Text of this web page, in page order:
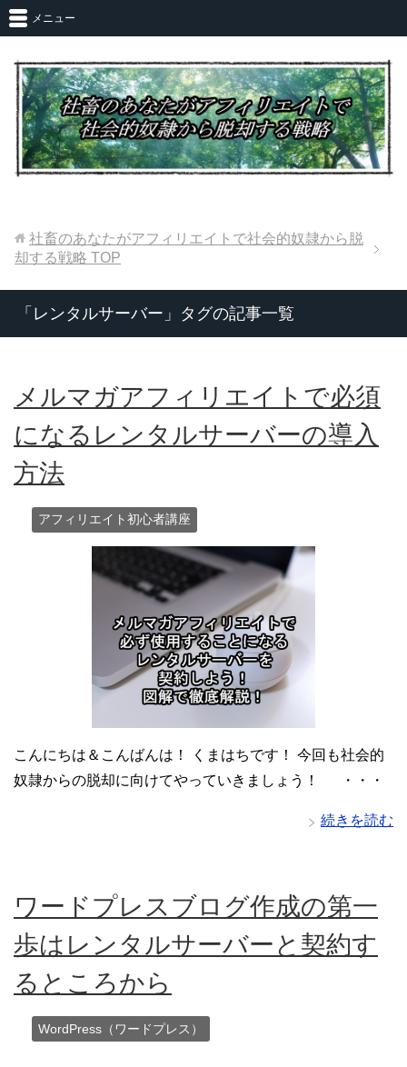
メニュー
社畜のあなたがアフィリエイトで社会的奴隷から脱
却する戦略 TOP
「レンタルサーバー」タグの記事一覧
メルマガアフィリエイトで必須
になるレンタルサーバーの導入
方法
アフィリエイト初心者講座
こんにちは＆こんばんは！ くまはちです！ 今回も社会的
奴隷からの脱却に向けてやっていきましょう！ ・・・
続きを読む
ワードプレスブログ作成の第一
歩はレンタルサーバーと契約す
るところから
WordPress（ワードプレス）